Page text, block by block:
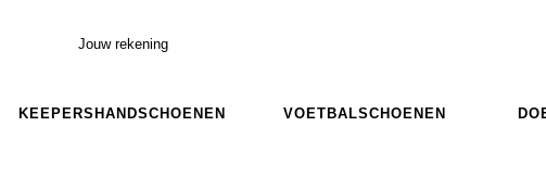
Jouw rekening
KEEPERSHANDSCHOENEN VOETBALSCHOENEN